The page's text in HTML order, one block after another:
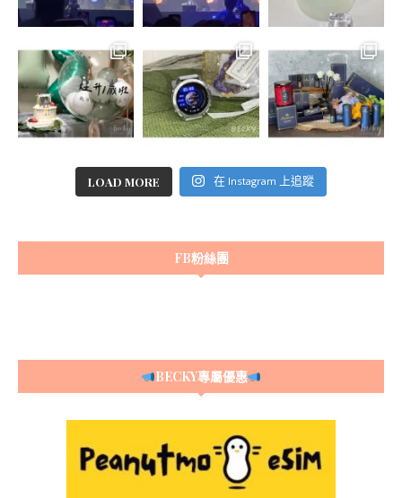
LOAD MORE 在 Instagram 上追蹤
FB粉絲團
BECKY專屬優惠